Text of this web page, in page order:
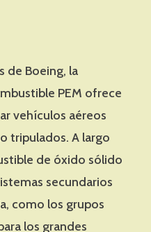
de Boeing, la
PEM ofrece
vehículos aéreos
tripulados. A largo
de óxido sólido
secundarios
como los grupos
los grandes